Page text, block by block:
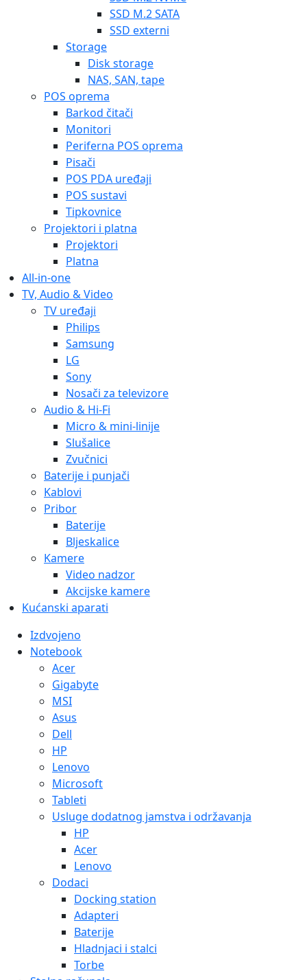
SSD M.2 SATA
SSD externi
Storage
Disk storage
NAS, SAN, tape
POS oprema
Barkod čitači
Monitori
Periferna POS oprema
Pisači
POS PDA uređaji
POS sustavi
Tipkovnice
Projektori i platna
Projektori
Platna
All-in-one
TV, Audio & Video
TV uređaji
Philips
Samsung
LG
Sony
Nosači za televizore
Audio & Hi-Fi
Micro & mini-linije
Slušalice
Zvučnici
Baterije i punjači
Kablovi
Pribor
Baterije
Bljeskalice
Kamere
Video nadzor
Akcijske kamere
Kućanski aparati
Izdvojeno
Notebook
Acer
Gigabyte
MSI
Asus
Dell
HP
Lenovo
Microsoft
Tableti
Usluge dodatnog jamstva i održavanja
HP
Acer
Lenovo
Dodaci
Docking station
Adapteri
Baterije
Hladnjaci i stalci
Torbe